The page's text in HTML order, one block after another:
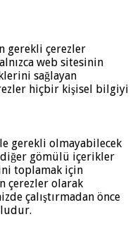
gerekli çerezler
web sitesinin
sağlayan
hiçbir kişisel bilgiyi
gerekli olmayabilecek
gömülü içerikler
toplamak için
çerezler olarak
çalıştırmadan önce